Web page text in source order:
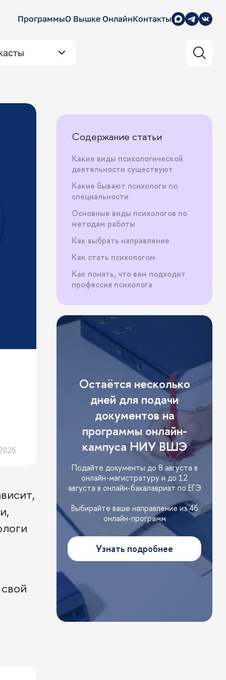
ПрограммыО Вышке ОнлайнКонтакты
Содержание статьи
Какие виды психологической
деятельности существуют
Какие бывают психологи по
специальности
Основные виды психологов по
методам работы
Как выбрать направление
Как стать психологом
Как понять, что вам подходит
профессия психолога
Остаётся несколько
дней для подачи
документов на
программы онлайн-
кампуса НИУ ВШЭ
Подайте документы до 8 августа в
онлайн-магистратуру и до 12
августа в онлайн-бакалавриат по ЕГЭ
Выбирайте ваше направление из 46
онлайн-программ
Узнать подробнее